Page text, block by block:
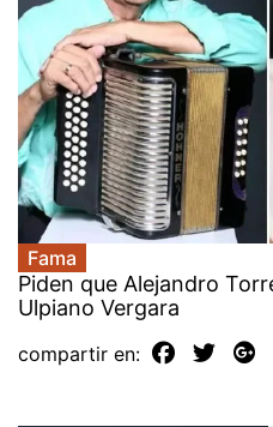
Fama
Piden que Alejandro
Ulpiano Vergara
compartir en: